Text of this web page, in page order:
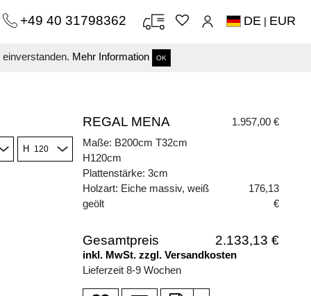
Mehr Information OK
+49 40 31798362 DE | EUR
H
REGAL MENA
1.957,00 €
Maße: B200cm T32cm
H120cm
Plattenstärke: 3cm
Holzart: Eiche massiv, weiß
geölt
176,13
€
Gesamtpreis 2.133,13 €
inkl. MwSt. zzgl. Versandkosten
Lieferzeit 8-9 Wochen